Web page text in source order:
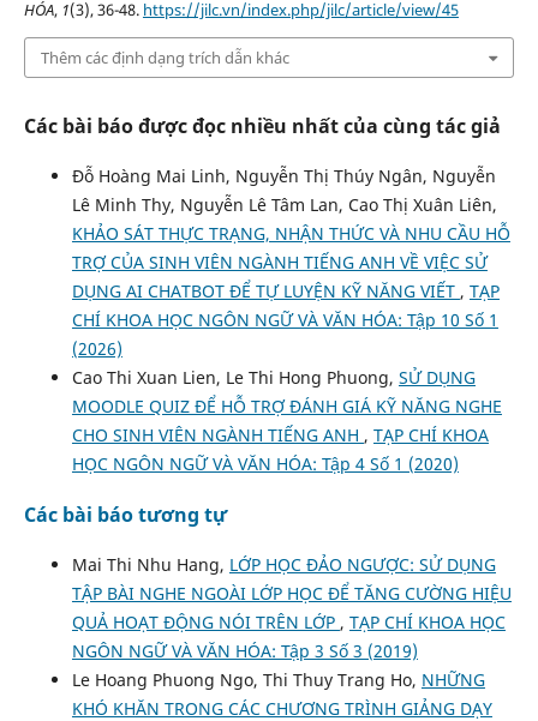
HÓA, 1(3), 36-48. https://jilc.vn/index.php/jilc/article/view/45
Thêm các định dạng trích dẫn khác
Các bài báo được đọc nhiều nhất của cùng tác giả
Đỗ Hoàng Mai Linh, Nguyễn Thị Thúy Ngân, Nguyễn
Lê Minh Thy, Nguyễn Lê Tâm Lan, Cao Thị Xuân Liên,
KHẢO SÁT THỰC TRẠNG, NHẬN THỨC VÀ NHU CẦU HỖ
TRỢ CỦA SINH VIÊN NGÀNH TIẾNG ANH VỀ VIỆC SỬ
DỤNG AI CHATBOT ĐỂ TỰ LUYỆN KỸ NĂNG VIẾT , TẠP
CHÍ KHOA HỌC NGÔN NGỮ VÀ VĂN HÓA: Tập 10 Số 1
(2026)
Cao Thi Xuan Lien, Le Thi Hong Phuong, SỬ DỤNG
MOODLE QUIZ ĐỂ HỖ TRỢ ĐÁNH GIÁ KỸ NĂNG NGHE
CHO SINH VIÊN NGÀNH TIẾNG ANH , TẠP CHÍ KHOA
HỌC NGÔN NGỮ VÀ VĂN HÓA: Tập 4 Số 1 (2020)
Các bài báo tương tự
Mai Thi Nhu Hang, LỚP HỌC ĐẢO NGƯỢC: SỬ DỤNG
TẬP BÀI NGHE NGOÀI LỚP HỌC ĐỂ TĂNG CƯỜNG HIỆU
QUẢ HOẠT ĐỘNG NÓI TRÊN LỚP , TẠP CHÍ KHOA HỌC
NGÔN NGỮ VÀ VĂN HÓA: Tập 3 Số 3 (2019)
Le Hoang Phuong Ngo, Thi Thuy Trang Ho, NHỮNG
KHÓ KHĂN TRONG CÁC CHƯƠNG TRÌNH GIẢNG DẠY